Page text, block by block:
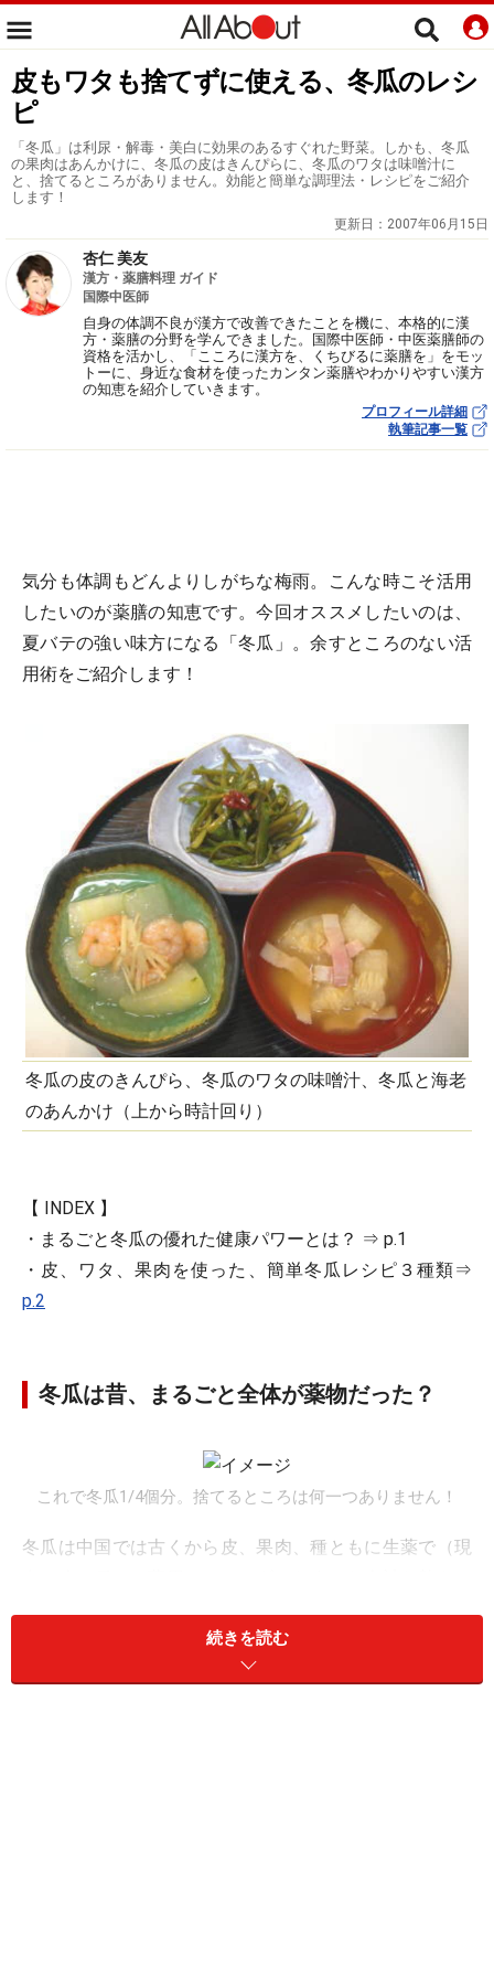
皮もワタも捨てずに使える、冬瓜のレシ
ピ
「冬瓜」は利尿・解毒・美白に効果のあるすぐれた野菜。しかも、冬瓜
の果肉はあんかけに、冬瓜の皮はきんぴらに、冬瓜のワタは味噌汁に
と、捨てるところがありません。効能と簡単な調理法・レシピをご紹介
します！
更新日： 2007年06月15日
杏仁 美友
漢方・薬膳料理 ガイド
国際中医師
自身の体調不良が漢方で改善できたことを機に、本格的に漢
方・薬膳の分野を学んできました。国際中医師・中医薬膳師の
資格を活かし、「こころに漢方を、くちびるに薬膳を」をモッ
トーに、身近な食材を使ったカンタン薬膳やわかりやすい漢方
の知恵を紹介していきます。
プロフィール詳細
執筆記事一覧
気分も体調もどんよりしがちな梅雨。こんな時こそ活用
したいのが薬膳の知恵です。今回オススメしたいのは、
夏バテの強い味方になる「冬瓜」。余すところのない活
用術をご紹介します！
冬瓜の皮のきんぴら、冬瓜のワタの味噌汁、冬瓜と海老
のあんかけ（上から時計回り）
【 INDEX 】
・まるごと冬瓜の優れた健康パワーとは？ ⇒ p.1
・皮、ワタ、果肉を使った、簡単冬瓜レシピ３種類⇒
p.2
冬瓜は昔、まるごと全体が薬物だった？
これで冬瓜1/4個分。捨てるところは何一つありません！
冬瓜は中国では古くから皮、果肉、種ともに生薬で（現
欠かせないものとされています。また、利水効果や解毒
作用があるので、腎臓病や糖尿病の予防にも用いたりし
続きを読む